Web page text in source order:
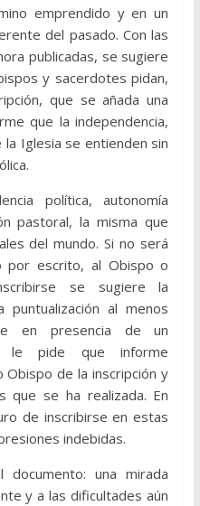
emprendido y en un
del pasado. Con las
publicadas, se sugiere
y sacerdotes pidan,
que se añada una
que la independencia,
Iglesia se entienden sin
política, autonomía
pastoral, la misma que
del mundo. Si no será
por escrito, al Obispo o
se sugiere la
al menos
en presencia de un
le pide que informe
de la inscripción y
que se ha realizada. En
de inscribirse en estas
indebidas.
una mirada
y a las dificultades aún